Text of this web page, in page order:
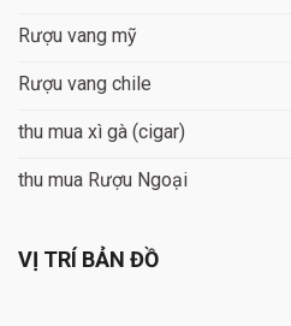
Rượu vang mỹ
Rượu vang chile
thu mua xì gà (cigar)
thu mua Rượu Ngoại
VỊ TRÍ BẢN ĐỒ